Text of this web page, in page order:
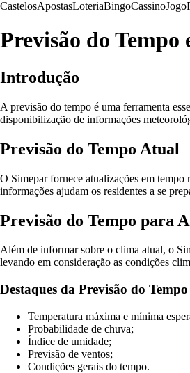
CastelosApostasLoteriaBingoCassinoJogo
Previsão do Tempo
Introdução
A previsão do tempo é uma ferramenta
disponibilização de informações
Previsão do Tempo Atual
O Simepar fornece atualizações em
informações ajudam os residentes a se
Previsão do Tempo para
Além de informar sobre o clima atual, o
levando em consideração as condições
Destaques da Previsão do Tempo
Temperatura máxima e mínima
Probabilidade de chuva;
Índice de umidade;
Previsão de ventos;
Condições gerais do tempo.